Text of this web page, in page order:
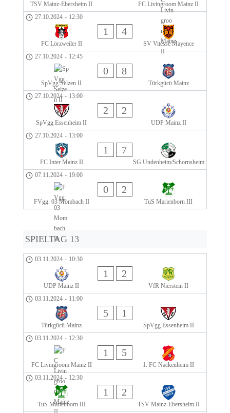
TSV Mainz-Ebersheim II
FC Livingroom Mainz II
27.10.2024 - 12:30
FC Lörzweiler II
1 4
SV Vitesse Mayence
27.10.2024 - 12:45
SpVgg Selzen II
0 8
Türkgücü Mainz
27.10.2024 - 13:00
SpVgg Essenheim II
2 2
UDP Mainz II
27.10.2024 - 13:00
FC Inter Mainz II
1 7
SG Undenheim/Schornsheim
07.11.2024 - 19:00
FVgg. 03 Mombach II
0 2
TuS Marienborn III
SPIELTAG 13
03.11.2024 - 10:30
UDP Mainz II
1 2
VfR Nierstein II
03.11.2024 - 11:00
Türkgücü Mainz
5 1
SpVgg Essenheim II
03.11.2024 - 12:30
FC Livingroom Mainz II
1 5
1. FC Nackenheim II
03.11.2024 - 12:30
TuS Marienborn III
1 2
TSV Mainz-Ebersheim II